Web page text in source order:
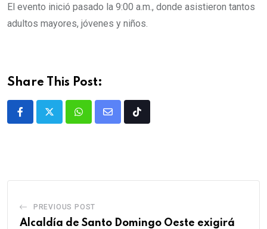
El evento inició pasado la 9:00 a.m., donde asistieron tantos
adultos mayores, jóvenes y niños.
Share This Post:
PREVIOUS POST
Alcaldía de Santo Domingo Oeste exigirá